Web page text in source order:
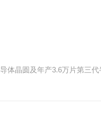
体晶圆及年产3.6万片第三